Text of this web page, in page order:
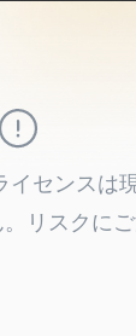
5
イセンスは
リスクにご